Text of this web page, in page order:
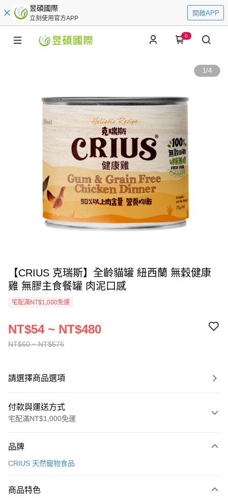
昱碩國際
立刻使用官方APP
開啟APP
0
1/4
【CRIUS 克瑞斯】全齡貓罐 紐西蘭 無穀健康
雞 無膠主食餐罐 肉泥口感
宅配滿NT$1,000免運
NT$60 ~ NT$576
NT$54 ~ NT$480
請選擇商品選項
付款與運送方式
宅配滿NT$1,000免運
信用卡一次付款
Apple Pay
品牌
CRIUS 天然寵物食品
商品特色